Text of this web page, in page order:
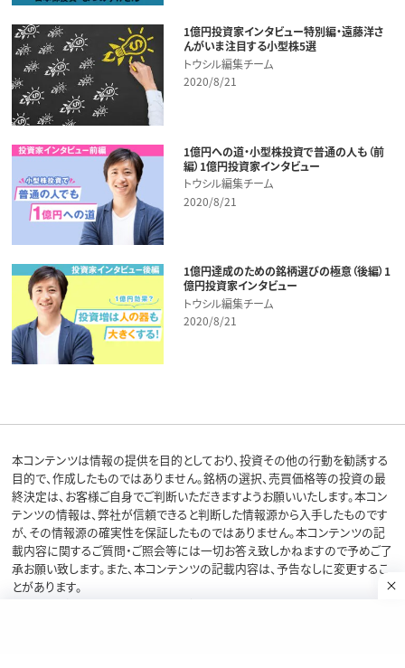
1億円投資家インタビュー特別編・遠藤洋さ
んがいま注目する小型株5選
トウシル編集チーム
2020/8/21
1億円への道・小型株投資で普通の人も（前
編）1億円投資家インタビュー
トウシル編集チーム
2020/8/21
1億円達成のための銘柄選びの極意（後編）1
億円投資家インタビュー
トウシル編集チーム
2020/8/21
本コンテンツは情報の提供を目的としており、投資その他の行動を勧誘する
目的で、作成したものではありません。銘柄の選択、売買価格等の投資の最
終決定は、お客様ご自身でご判断いただきますようお願いいたします。本コン
テンツの情報は、弊社が信頼できると判断した情報源から入手したものです
が、その情報源の確実性を保証したものではありません。本コンテンツの記
載内容に関するご質問・ご照会等には一切お答え致しかねますので予めご了
承お願い致します。また、本コンテンツの記載内容は、予告なしに変更するこ
とがあります。
当サイトの掲載画像には、Adobe社提供の画像生成AI「Firefly」を使用して